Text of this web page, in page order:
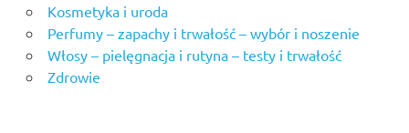
Kosmetyka i uroda
Perfumy – zapachy i trwałość – wybór i noszenie
Włosy – pielęgnacja i rutyna – testy i trwałość
Zdrowie